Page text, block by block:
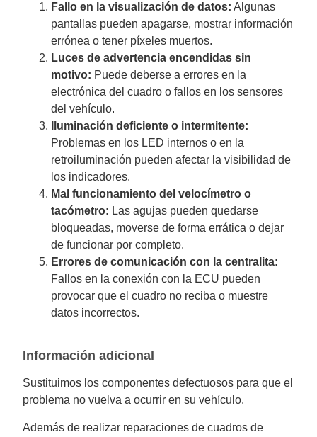
Fallo en la visualización de datos: Algunas
pantallas pueden apagarse, mostrar información
errónea o tener píxeles muertos.
Luces de advertencia encendidas sin
motivo: Puede deberse a errores en la
electrónica del cuadro o fallos en los sensores
del vehículo.
Iluminación deficiente o intermitente:
Problemas en los LED internos o en la
retroiluminación pueden afectar la visibilidad de
los indicadores.
Mal funcionamiento del velocímetro o
tacómetro: Las agujas pueden quedarse
bloqueadas, moverse de forma errática o dejar
de funcionar por completo.
Errores de comunicación con la centralita:
Fallos en la conexión con la ECU pueden
provocar que el cuadro no reciba o muestre
datos incorrectos.
Información adicional
Sustituimos los componentes defectuosos para que el
problema no vuelva a ocurrir en su vehículo.
Además de realizar reparaciones de cuadros de